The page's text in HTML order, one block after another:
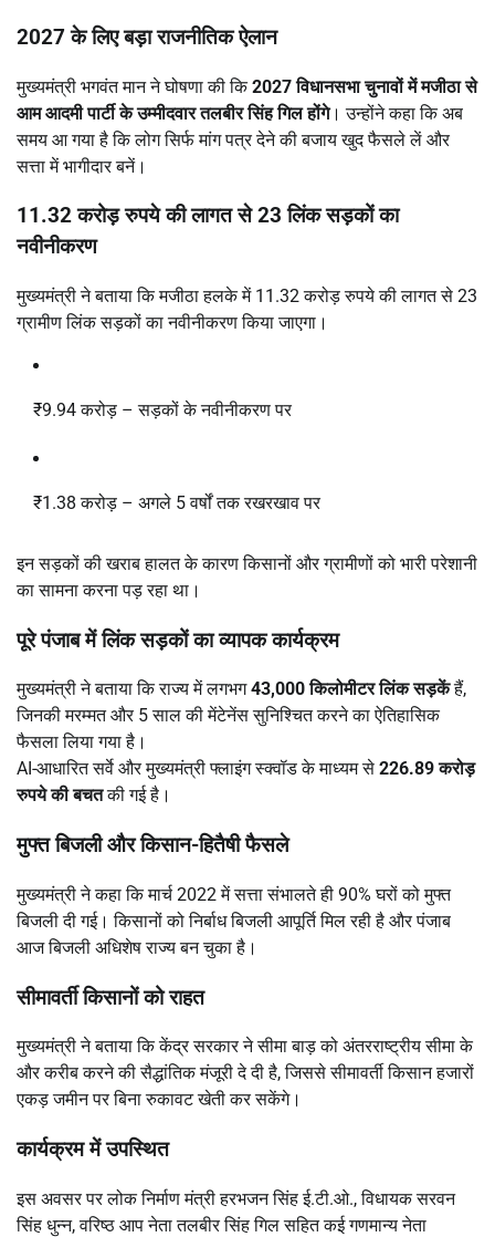
2027 के लिए बड़ा राजनीतिक ऐलान
मुख्यमंत्री भगवंत मान ने घोषणा की कि2027 विधानसभा चुनावों में मजीठा से
आम आदमी पार्टी के उम्मीदवार तलबीर सिंह गिल होंगे। उन्होंने कहा कि अब
समय आ गया है कि लोग सिर्फ मांग पत्र देने की बजाय खुद फैसले लें और
सत्ता में भागीदार बनें।
11.32 करोड़ रुपये की लागत से 23 लिंक सड़कों का
नवीनीकरण
मुख्यमंत्री ने बताया कि मजीठा हलके में 11.32 करोड़ रुपये की लागत से 23
ग्रामीण लिंक सड़कों का नवीनीकरण किया जाएगा।
₹9.94 करोड़ – सड़कों के नवीनीकरण पर
₹1.38 करोड़ – अगले 5 वर्षों तक रखरखाव पर
इन सड़कों की खराब हालत के कारण किसानों और ग्रामीणों को भारी परेशानी
का सामना करना पड़ रहा था।
पूरे पंजाब में लिंक सड़कों का व्यापक कार्यक्रम
मुख्यमंत्री ने बताया कि राज्य में लगभग43,000 किलोमीटर लिंक सड़केंहैं,
जिनकी मरम्मत और 5 साल की मेंटेनेंस सुनिश्चित करने का ऐतिहासिक
फैसला लिया गया है।
AI-आधारित सर्वे और मुख्यमंत्री फ्लाइंग स्क्वॉड के माध्यम से 226.89 करोड़
रुपये की बचतकी गई है।
मुफ्त बिजली और किसान-हितैषी फैसले
मुख्यमंत्री ने कहा कि मार्च 2022 में सत्ता संभालते ही 90% घरों को मुफ्त
बिजली दी गई। किसानों को निर्बाध बिजली आपूर्ति मिल रही है और पंजाब
आज बिजली अधिशेष राज्य बन चुका है।
सीमावर्ती किसानों को राहत
मुख्यमंत्री ने बताया कि केंद्र सरकार ने सीमा बाड़ को अंतरराष्ट्रीय सीमा के
और करीब करने की सैद्धांतिक मंजूरी दे दी है, जिससे सीमावर्ती किसान हजारों
एकड़ जमीन पर बिना रुकावट खेती कर सकेंगे।
कार्यक्रम में उपस्थित
इस अवसर पर लोक निर्माण मंत्री हरभजन सिंह ई.टी.ओ., विधायक सरवन
सिंह धुन्न, वरिष्ठ आप नेता तलबीर सिंह गिल सहित कई गणमान्य नेता